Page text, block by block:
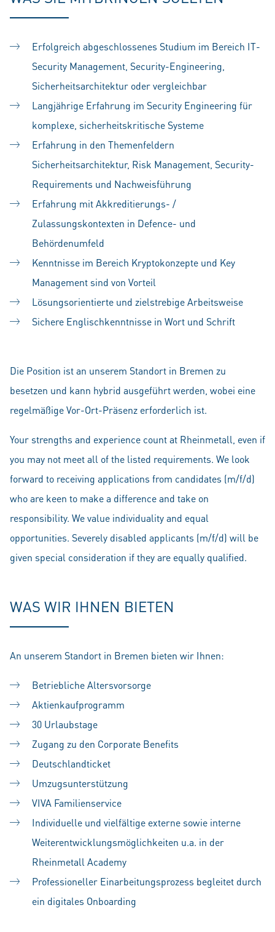
Erfolgreich abgeschlossenes Studium im Bereich IT-
Security Management, Security-Engineering,
Sicherheitsarchitektur oder vergleichbar
Langjährige Erfahrung im Security Engineering für
komplexe, sicherheitskritische Systeme
Erfahrung in den Themenfeldern
Sicherheitsarchitektur, Risk Management, Security-
Requirements und Nachweisführung
Erfahrung mit Akkreditierungs- /
Zulassungskontexten in Defence- und
Behördenumfeld
Kenntnisse im Bereich Kryptokonzepte und Key
Management sind von Vorteil
Lösungsorientierte und zielstrebige Arbeitsweise
Sichere Englischkenntnisse in Wort und Schrift
Die Position ist an unserem Standort in Bremen zu
besetzen und kann hybrid ausgeführt werden, wobei eine
regelmäßige Vor-Ort-Präsenz erforderlich ist.
Your strengths and experience count at Rheinmetall, even if
you may not meet all of the listed requirements. We look
forward to receiving applications from candidates (m/f/d)
who are keen to make a difference and take on
responsibility. We value individuality and equal
opportunities. Severely disabled applicants (m/f/d) will be
given special consideration if they are equally qualified.
WAS WIR IHNEN BIETEN
An unserem Standort in Bremen bieten wir Ihnen:
Betriebliche Altersvorsorge
Aktienkaufprogramm
30 Urlaubstage
Zugang zu den Corporate Benefits
Deutschlandticket
Umzugsunterstützung
VIVA Familienservice
Individuelle und vielfältige externe sowie interne
Weiterentwicklungsmöglichkeiten u.a. in der
Rheinmetall Academy
Professioneller Einarbeitungsprozess begleitet durch
ein digitales Onboarding